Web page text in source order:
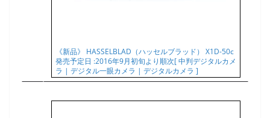
《新品》 HASSELBLAD（ハッセルブラッド） X1D-50c
発売予定日 :2016年9月初旬より順次[ 中判デジタルカメ
ラ | デジタル一眼カメラ | デジタルカメラ ]